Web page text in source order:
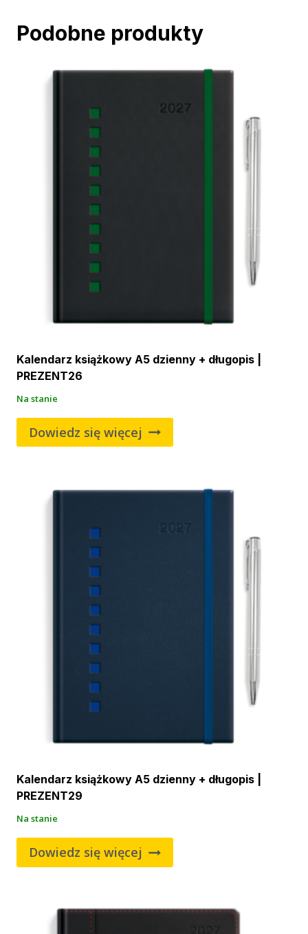
Podobne produkty
Kalendarz książkowy A5 dzienny + długopis |
PREZENT26
Na stanie
Dowiedz się więcej
Kalendarz książkowy A5 dzienny + długopis |
PREZENT29
Na stanie
Dowiedz się więcej